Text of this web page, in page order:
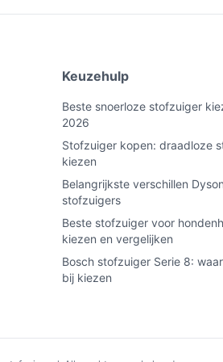
en laadschema.
vaak legen
met andere
dag wilt doen.
in de
Keuzehulp
Beste snoerloze stofzuiger
2026
Stofzuiger kopen: draadloze
kiezen
Belangrijkste verschillen
stofzuigers
Beste stofzuiger voor
kiezen en vergelijken
Bosch stofzuiger Serie 8:
bij kiezen